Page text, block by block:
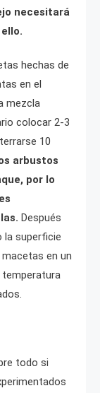
necesitará
hechas de
en el
mezcla
colocar 2-3
10
arbustos
por lo
Después
la superficie
en un
temperatura
todo si